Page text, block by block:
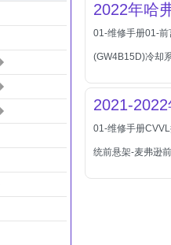
2022年哈
01-维修手册01-
(GW4B15D)冷却
2021-
01-维修手册
统前悬架-麦弗逊